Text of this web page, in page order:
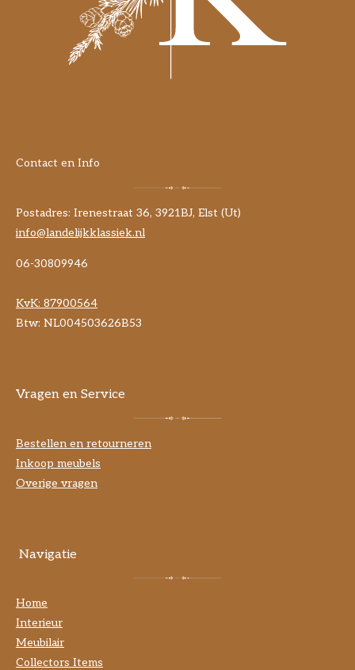
Contact en Info
Postadres: Irenestraat 36, 3921BJ, Elst (Ut)
info@landelijkklassiek.nl
06-30809946
KvK: 87900564
Btw: NL004503626B53
Vragen en Service
Bestellen en retourneren
Inkoop meubels
Overige vragen
Navigatie
Home
Interieur
Meubilair
Collectors Items